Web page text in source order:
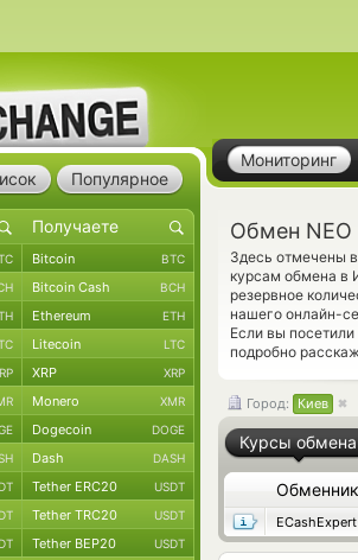
Мониторинг
Обмен NEO
Здесь отмечены
курсам обмена в
резервное
нашего онлайн-
Если вы
подробно
Город: Киев
Курсы обмена
Обменник
ECashExpert
Популярное
Bitcoin BTC
Bitcoin Cash BCH
Ethereum ETH
Litecoin LTC
XRP XRP
Monero XMR
Dogecoin DOGE
Dash DASH
Tether ERC20 USDT
Tether TRC20 USDT
Tether BEP20 USDT